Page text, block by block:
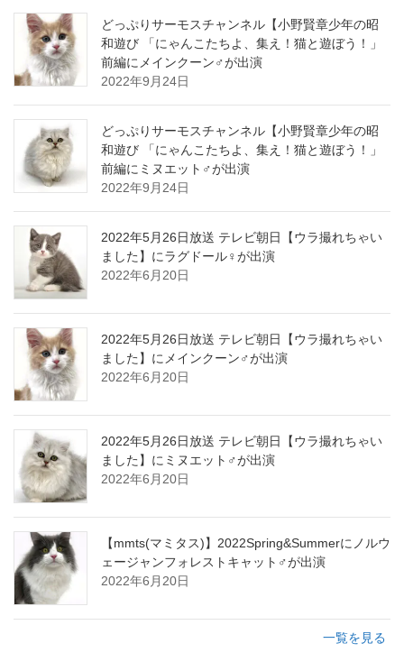
どっぷりサーモスチャンネル【小野賢章少年の昭
和遊び 「にゃんこたちよ、集え！猫と遊ぼう！」
前編にメインクーン♂が出演
2022年9月24日
どっぷりサーモスチャンネル【小野賢章少年の昭
和遊び 「にゃんこたちよ、集え！猫と遊ぼう！」
前編にミヌエット♂が出演
2022年9月24日
2022年5月26日放送 テレビ朝日【ウラ撮れちゃい
ました】にラグドール♀が出演
2022年6月20日
2022年5月26日放送 テレビ朝日【ウラ撮れちゃい
ました】にメインクーン♂が出演
2022年6月20日
2022年5月26日放送 テレビ朝日【ウラ撮れちゃい
ました】にミヌエット♂が出演
2022年6月20日
【mmts(マミタス)】2022Spring&Summerにノルウ
ェージャンフォレストキャット♂が出演
2022年6月20日
一覧を見る